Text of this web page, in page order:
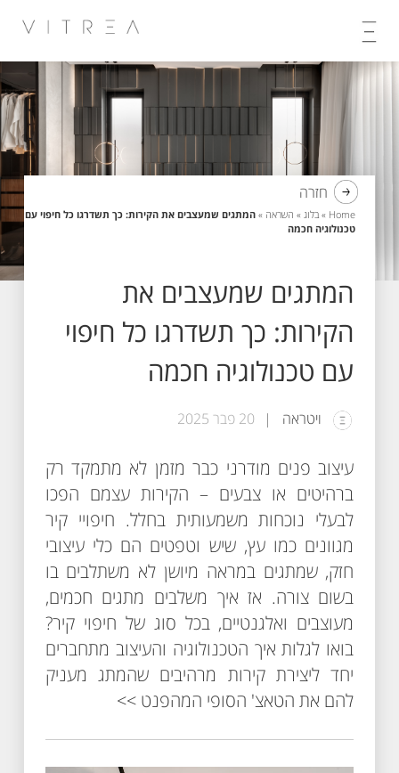
חזרה
Home
»בלוג » השראה »המתגים שמעצבים את הקירות: כך תשדרגו כל חיפוי עם
טכנולוגיה חכמה
המתגים שמעצבים את
הקירות: כך תשדרגו כל חיפוי
עם טכנולוגיה חכמה
ויטראה 20 פבר 2025
עיצוב פנים מודרני כבר מזמן לא מתמקד רק
ברהיטים או צבעים – הקירות עצמם הפכו
לבעלי נוכחות משמעותית בחלל. חיפויי קיר
מגוונים כמו עץ, שיש וטפטים הם כלי עיצובי
חזק, שמתגים במראה מיושן לא משתלבים בו
בשום צורה. אז איך משלבים מתגים חכמים,
מעוצבים ואלגנטיים, בכל סוג של חיפוי קיר?
בואו לגלות איך הטכנולוגיה והעיצוב מתחברים
יחד ליצירת קירות מרהיבים שהמתג מעניק
להם את הטאצ' הסופי המהפנט >>